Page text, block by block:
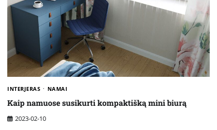
INTERJERAS NAMAI
Kaip namuose susikurti kompaktišką mini biurą
2023-02-10